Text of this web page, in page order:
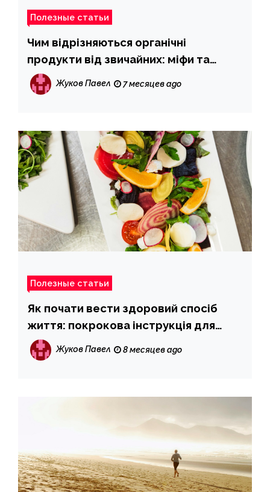
Полезные статьи
Чим відрізняються органічні
продукти від звичайних: міфи та
правда
Жуков Павел 7 месяцев ago
Полезные статьи
Як почати вести здоровий спосіб
життя: покрокова інструкція для
новачків
Жуков Павел 8 месяцев ago